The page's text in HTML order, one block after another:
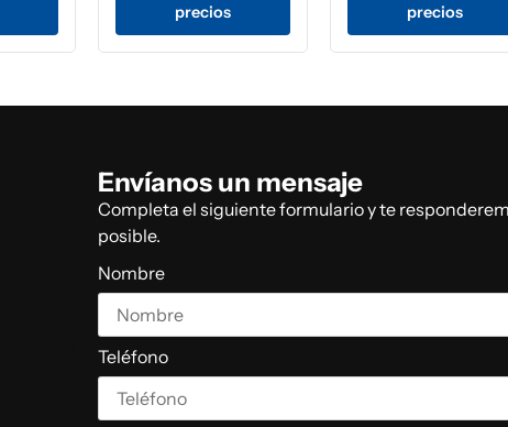
precios
precios
Envíanos un mensaje
Completa el siguiente formulario y te
posible.
Nombre
Teléfono